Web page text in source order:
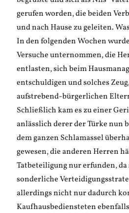
gerufen worden, die beiden
und nach Hause zu geleiten.
In den folgenden Wochen
Versuche unternommen, die
entlasten, sich beim
entschuldigen und solches
aufstrebend-bürgerlichen
Schließlich kam es zu einer
anlässlich derer der Türke nun
dem ganzen Schlamassel
gewesen, die anderen Herren
Tatbeteiligung nur erfunden, da
sonderliche
allerdings nicht nur dadurch
Kaufhausbediensteten